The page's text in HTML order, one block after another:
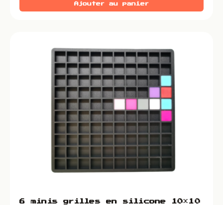
Ajouter au panier
6 minis grilles en silicone 10×10